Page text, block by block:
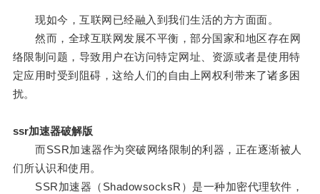
现如今，互联网已经融入到我们生活的方方面面。
然而，全球互联网发展不平衡，部分国家和地区存在网
络限制问题，导致用户在访问特定网址、资源或者是使用特
定应用时受到阻碍，这给人们的自由上网权利带来了诸多困
扰。
ssr加速器破解版
而SSR加速器作为突破网络限制的利器，正在逐渐被人
们所认识和使用。
SSR加速器（ShadowsocksR）是一种加密代理软件，